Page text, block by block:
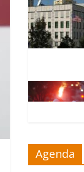
Agenda